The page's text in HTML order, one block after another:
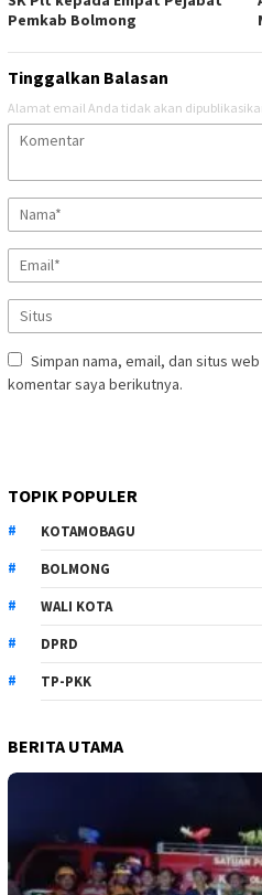
Pemkab Bolmong
Tinggalkan Balasan
Alamat email Anda tidak akan
Simpan nama, email, dan situs
komentar saya berikutnya.
TOPIK POPULER
KOTAMOBAGU
BOLMONG
WALI KOTA
DPRD
TP-PKK
BERITA UTAMA